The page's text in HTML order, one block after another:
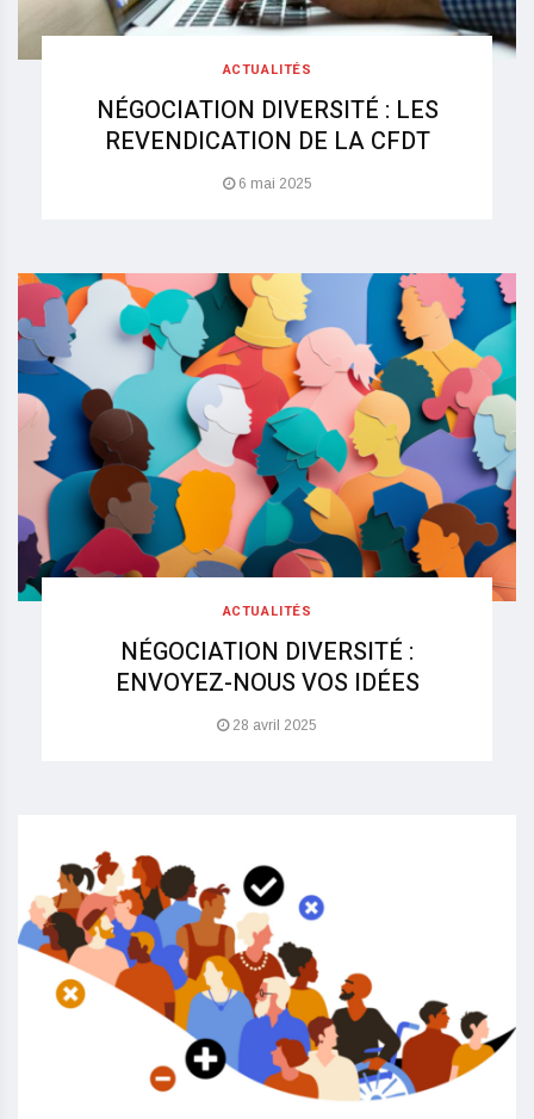
ACTUALITÉS
NÉGOCIATION DIVERSITÉ : LES
REVENDICATION DE LA CFDT
6 mai 2025
ACTUALITÉS
NÉGOCIATION DIVERSITÉ :
ENVOYEZ-NOUS VOS IDÉES
28 avril 2025